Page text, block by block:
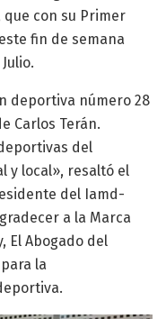
que con su Primer
fin de semana
deportiva número 28
Carlos Terán.
del
y local», resaltó el
del Iamd-
a la Marca
El Abogado del
la